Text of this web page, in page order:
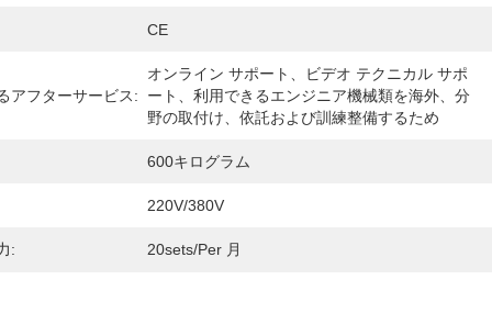
CE
アフターサービス:
オンライン サポート、ビデオ テクニカル サポ
ート、利用できるエンジニア機械類を海外、分
野の取付け、依託および訓練整備するため
600キログラム
220V/380V
: 20sets/per 月